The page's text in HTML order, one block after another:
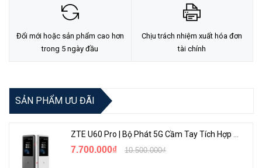
nhất có thể
5 đènLED hiển thị trạng thái kết nối
Hỗ trợ đọc địa chỉ MAC tự động
Cắm-và-Chạy mà không cần cấu hình phức tạp
Hỗ trợ treo tường và để bàn.
Đổi mới hoặc sản phẩm cao hơn
trong 5 ngày đầu
Chịu trách nhiệm xuất hóa đơn
tài chính
SẢN PHẨM ƯU ĐÃI
ZTE U60 Pro | Bộ Phát 5G Cầm Tay Tích Hợp Công Nghệ WiFi 7, Pin 10000mAh
7.700.000₫ 10.500.000₫